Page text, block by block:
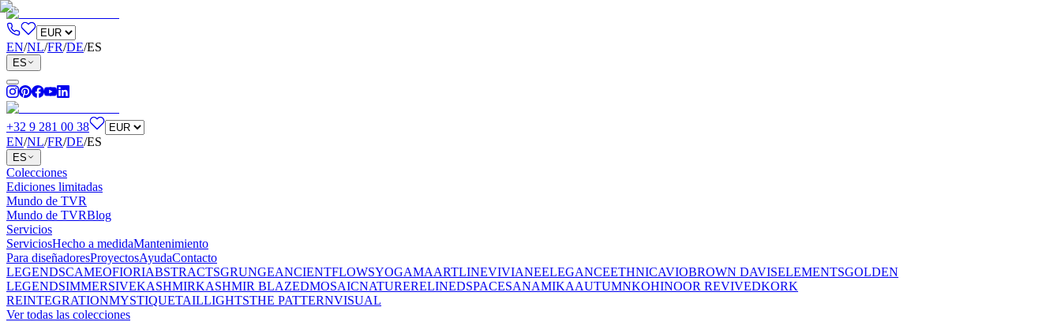
EN/NL/FR/DE/ES
ES
+32 9 281 00 38
EN/NL/FR/DE/ES
ES
Colecciones
Ediciones limitadas
Mundo de TVR
Mundo de TVRBlog
Servicios
ServiciosHecho a medidaMantenimiento
Para diseñadoresProyectosAyudaContacto
LEGENDSCAMEOFIORIABSTRACTSGRUNGEANCIENTFLOWSYOGAMAARTLINEVIVIANEELEGANCEETHNICAVIOBROWN DAVISELEMENTSGOLDEN
LEGENDSIMMERSIVEKASHMIRKASHMIR BLAZEDMOSAICNATURERELINEDSPACESANAMIKAAUTUMNKOHINOOR REVIVEDKORK
REINTEGRATIONMYSTIQUETAILLIGHTSTHE PATTERNVISUAL
Ver todas las colecciones